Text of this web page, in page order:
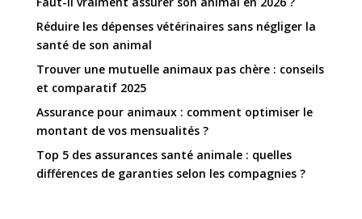
Réduire les dépenses vétérinaires sans négliger la
santé de son animal
Trouver une mutuelle animaux pas chère : conseils
et comparatif 2025
Assurance pour animaux : comment optimiser le
montant de vos mensualités ?
Top 5 des assurances santé animale : quelles
différences de garanties selon les compagnies ?